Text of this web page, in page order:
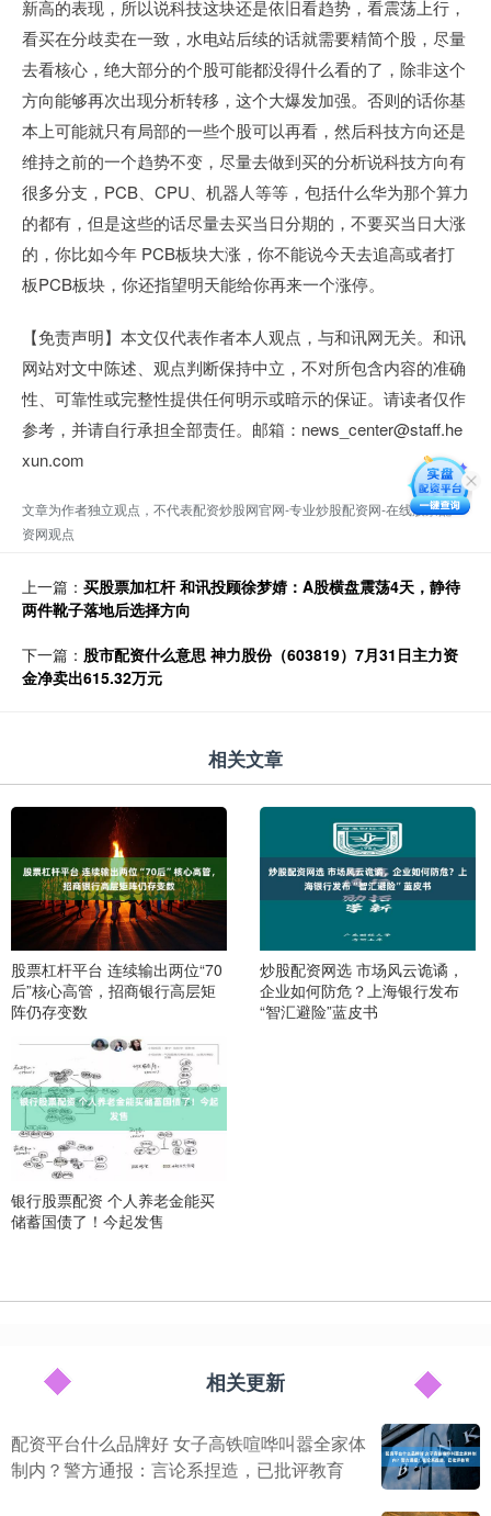
新高的表现，所以说科技这块还是依旧看趋势，看震荡上行，
看买在分歧卖在一致，水电站后续的话就需要精简个股，尽量
去看核心，绝大部分的个股可能都没得什么看的了，除非这个
方向能够再次出现分析转移，这个大爆发加强。否则的话你基
本上可能就只有局部的一些个股可以再看，然后科技方向还是
维持之前的一个趋势不变，尽量去做到买的分析说科技方向有
很多分支，PCB、CPU、机器人等等，包括什么华为那个算力
的都有，但是这些的话尽量去买当日分期的，不要买当日大涨
的，你比如今年 PCB板块大涨，你不能说今天去追高或者打
板PCB板块，你还指望明天能给你再来一个涨停。
【免责声明】本文仅代表作者本人观点，与和讯网无关。和讯
网站对文中陈述、观点判断保持中立，不对所包含内容的准确
性、可靠性或完整性提供任何明示或暗示的保证。请读者仅作
参考，并请自行承担全部责任。邮箱：news_center@staff.he
xun.com
文章为作者独立观点，不代表配资炒股网官网-专业炒股配资网-在线股票配
资网观点
上一篇： 买股票加杠杆 和讯投顾徐梦婧：A股横盘震荡4天，静待
两件靴子落地后选择方向
下一篇： 股市配资什么意思 神力股份（603819）7月31日主力资
金净卖出615.32万元
相关文章
股票杠杆平台 连续输出两位“70
后”核心高管，招商银行高层矩
阵仍存变数
炒股配资网选 市场风云诡谲，
企业如何防危？上海银行发布
“智汇避险”蓝皮书
银行股票配资 个人养老金能买
储蓄国债了！今起发售
相关更新
配资平台什么品牌好 女子高铁喧哗叫嚣全家体
制内？警方通报：言论系捏造，已批评教育